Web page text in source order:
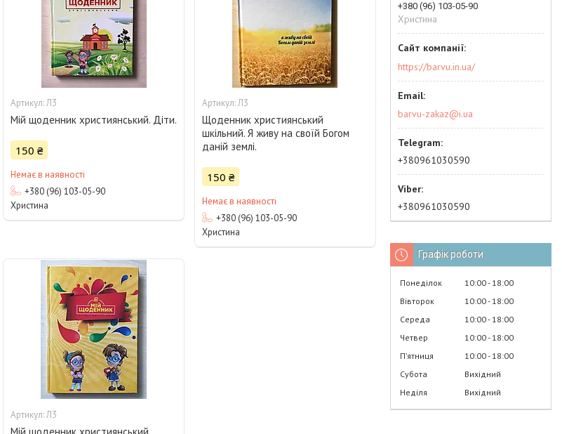
Л3
Мій щоденник християнський. Діти.
150 ₴
Немає в наявності
+380 (96) 103-05-90
Христина
Л3
Щоденник християнський
шкільний. Я живу на своїй Богом
даній землі.
150 ₴
Немає в наявності
+380 (96) 103-05-90
Христина
Л3
+380 (96) 103-05-90
Христина
https://barvu.in.ua/
barvu-zakaz@i.ua
+380961030590
+380961030590
Графік роботи
Понеділок 10:00 18:00
Вівторок
10:00 18:00
Середа
10:00 18:00
Четвер
10:00 18:00
Пʼятниця
10:00 18:00
Субота
Вихідний
Неділя
Вихідний